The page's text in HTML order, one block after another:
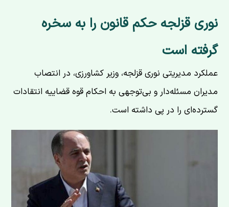
نوری قزلجه حکم قانون را به سخره
گرفته است
عملکرد مدیریتی نوری قزلجه، وزیر کشاورزی، در انتصاب
مدیران مسئله‌دار و بی‌توجهی به احکام قوه قضاییه انتقادات
گسترده‌ای را در پی داشته است.